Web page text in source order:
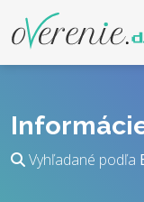
Vyhľadané podľa